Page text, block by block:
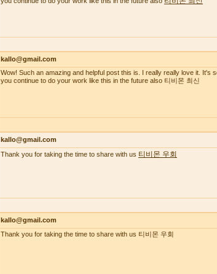
kallo@gmail.com
Wow! Such an amazing and helpful post this is. I really really love it. It's
you continue to do your work like this in the future also 티비몬 최신
kallo@gmail.com
Thank you for taking the time to share with us 티비몬 우회
kallo@gmail.com
Thank you for taking the time to share with us 티비몬 우회